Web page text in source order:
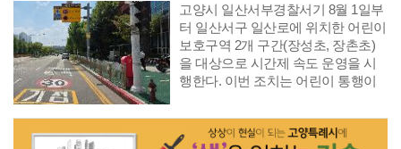
양한 이용자가 편리하게 시설을 이용
할 수 있도록 화장실과 이동 동선을
정비하는 등 안전성과 이용 편의성을
높였다.
고양시 일산서부경찰서기 8월 1일부
터 일산서구 일산로에 위치한 어린이
보호구역 2개 구간(장성초, 장촌초)
을 대상으로 시간제 속도 운영을 시
행한다. 이번 조치는 어린이 통행이
일한 제한속도 적용으로 발생하는 운
전자 불편을 개선하고 원활한 교통흐